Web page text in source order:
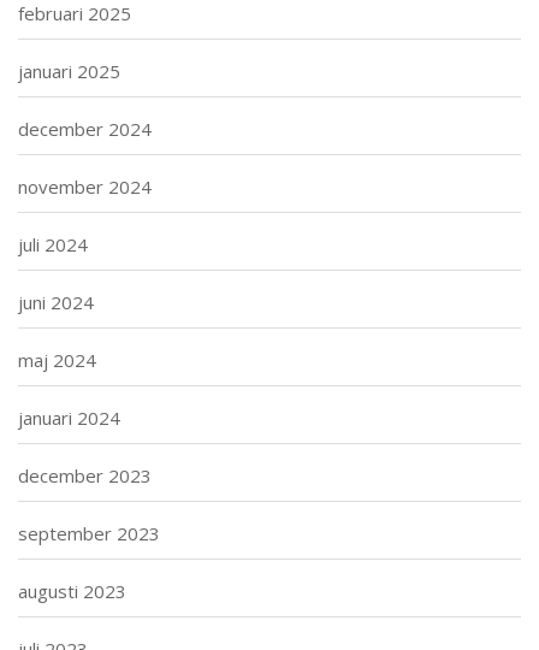
februari 2025
januari 2025
december 2024
november 2024
juli 2024
juni 2024
maj 2024
januari 2024
december 2023
september 2023
augusti 2023